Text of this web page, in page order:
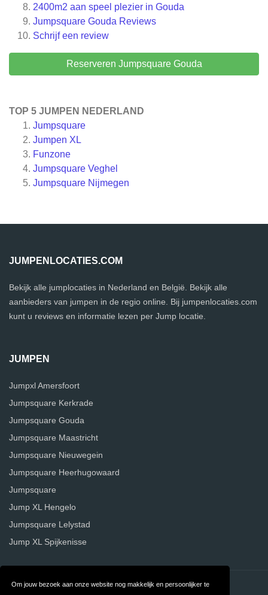
Om jouw bezoek aan onze website nog makkelijk en persoonlijker te
2400m2 aan speel plezier in Gouda
Jumpsquare Gouda Reviews
Schrijf een review
Reserveren Jumpsquare Gouda
TOP 5 JUMPEN NEDERLAND
Jumpsquare
Jumpen XL
Funzone
Jumpsquare Veghel
Jumpsquare Nijmegen
JUMPENLOCATIES.COM
Bekijk alle jumplocaties in Nederland en België. Bekijk alle
aanbieders van jumpen in de regio online. Bij jumpenlocaties.com
kunt u reviews en informatie lezen per Jump locatie.
JUMPEN
Jumpxl Amersfoort
Jumpsquare Kerkrade
Jumpsquare Gouda
Jumpsquare Maastricht
Jumpsquare Nieuwegein
Jumpsquare Heerhugowaard
Jumpsquare
Jump XL Hengelo
Jumpsquare Lelystad
Jump XL Spijkenisse
Contact Over ons